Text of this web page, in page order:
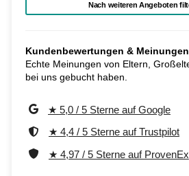
Nach weiteren Angeboten
Kundenbewertungen & Meinungen
Echte Meinungen von Eltern,
bei uns gebucht haben.
★ 5,0 / 5 Sterne auf Google
★ 4,4 / 5 Sterne auf Trustpilot
★ 4,97 / 5 Sterne auf